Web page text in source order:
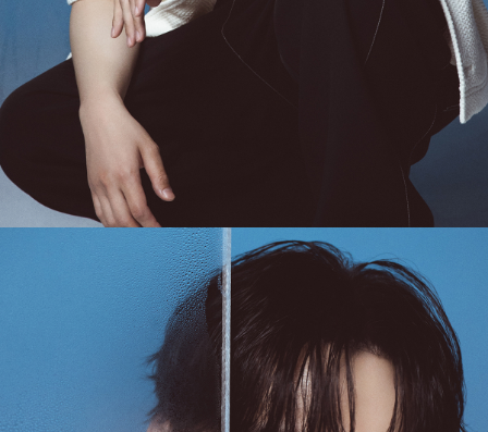
- 매장 or 본사 몰 접수 > 심사 & 수선 작업 > 매장 or 본사 몰 > 고객
- AS 접수는 본사 몰(택배),인근 지역 내 매장을 방문하시어 의뢰하여 주시기 바랍니다.
- AS 에 소요되는 기간은 평균적으로 10일이며 수선 작업이 복잡한 경우 3주까지도 소요됩니다.
- 동일한 원단, 부자재를 활용하여 최대한 원상 복구 수선을 원칙으로 합니다.
- 내구성이 다하였거나 오래된 제품일 경우 수선이 불가할 수도 있습니다.
- 수선 유형에 따라 수선비용이 발생할 수 있습니다.
고객센터 / CUSTOMER CENTER
- 1588 - 2209 리버클래시 온라인팀
- 상담 시간 : 평일 AM 10:00 ~ PM 05:00, 점심시간 : 12:00 ~ 13:00
- 토요일, 일요일, 공휴일 휴무